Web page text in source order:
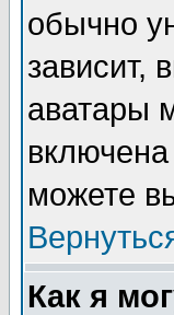
обычно
зависит,
аватары
можете
Как я